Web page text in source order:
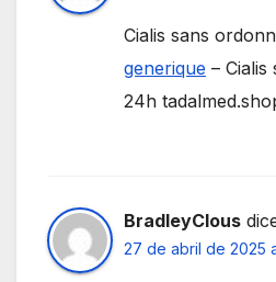
Cialis sans
generique –
24h
BradleyClous
27 de abril de 2025 a